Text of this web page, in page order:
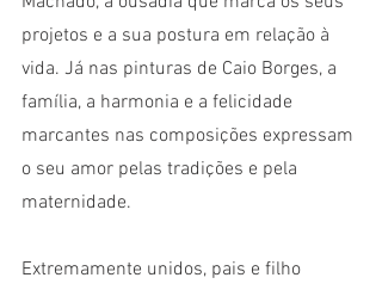
projetos e a sua postura em relação à
vida. Já nas pinturas de Caio Borges, a
família, a harmonia e a felicidade
marcantes nas composições expressam
o seu amor pelas tradições e pela
maternidade.
Extremamente unidos, pais e filho